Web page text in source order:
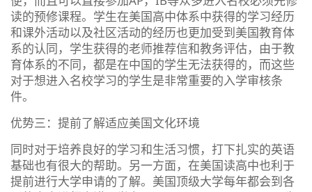
读的预修课程。学生在美国高中体系中获得的学习经历
和课外活动以及社区活动的经历也更加受到美国教育体
系的认同，学生获得的老师推荐信和教务评估，由于教
育体系的不同，都是在中国的学生无法获得的，而这些
对于想进入名校学习的学生是非常重要的入学审核条
件。
优势三：提前了解适应美国文化环境
同时对于培养良好的学习和生活习惯，打下扎实的英语
基础也有很大的帮助。另一方面，在美国读高中也利于
提前进行大学申请的了解。美国顶级大学每年都会到各